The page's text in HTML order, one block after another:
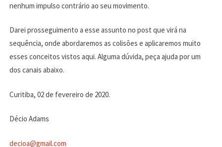
nenhum impulso contrário ao seu movimento.
Darei prosseguimento a esse assunto no post que virá na
sequência, onde abordaremos as colisões e aplicaremos muito
esses conceitos vistos aqui. Alguma dúvida, peça ajuda por um
dos canais abaixo.
Curitiba, 02 de fevereiro de 2020.
Décio Adams
decioa@gmail.com